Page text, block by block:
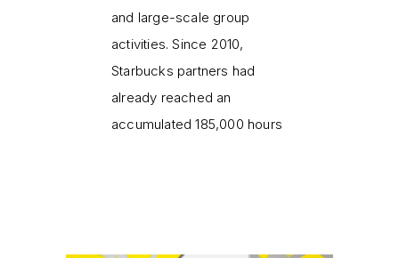
and large-scale group
activities. Since 2010,
Starbucks partners had
already reached an
accumulated 185,000 hours